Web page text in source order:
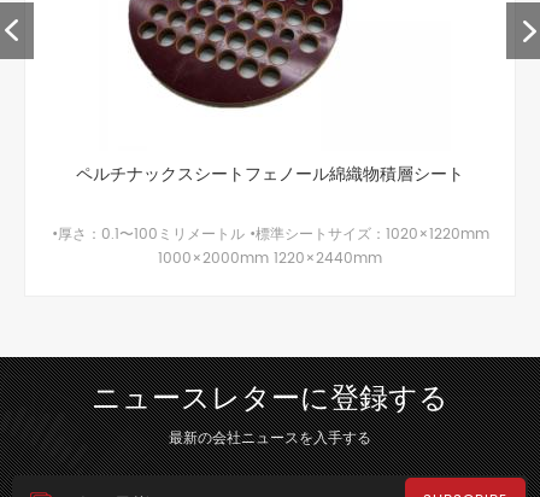
絶縁エポキシ繊維ガラス積層板fr4 g10
私達は最もよい質の高精度のfr4機械化の部品g10 g11のエポキシ樹
脂ガラスシートをあなたに提供してもいいです。 jyの機械は2004
シートなどのような細いものから太いものまでの棒
ニュースレターに登録する
最新の会社ニュースを入手する